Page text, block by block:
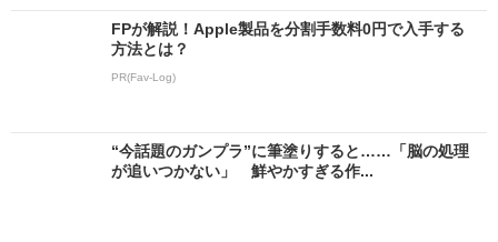
FPが解説！Apple製品を分割手数料0円で入手する
方法とは？
PR(Fav-Log)
“今話題のガンプラ”に筆塗りすると……「脳の処理
が追いつかない」 鮮やかすぎる作...